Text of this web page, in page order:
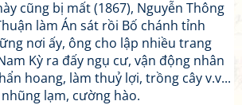
cũng bị mất (1867), Nguyễn Thông
làm Án sát rồi Bố chánh tỉnh
nơi ấy, ông cho lập nhiều trang
Kỳ ra đấy ngụ cư, vận động nhân
hoang, làm thuỷ lợi, trồng cây v.v...
lạm, cường hào.